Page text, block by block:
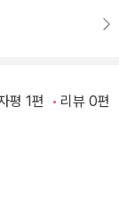
평 1편 리뷰 0편